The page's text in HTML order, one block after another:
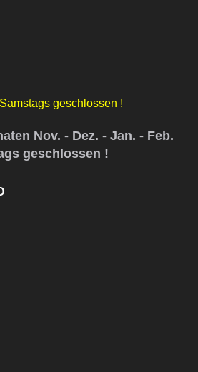
geschlossen !
Nov. - Dez. - Jan. - Feb.
geschlossen !